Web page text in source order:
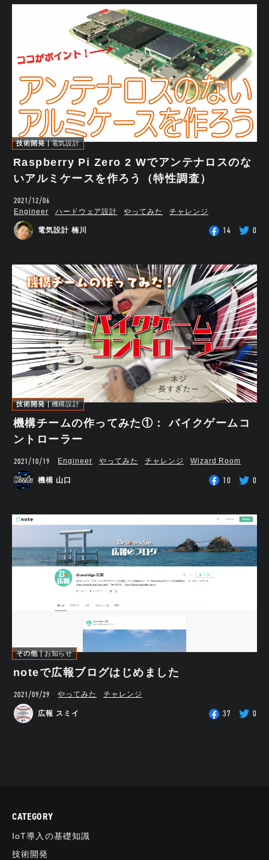
技術開発 電気設計
Raspberry Pi Zero 2 Wでアンテナロスのな
いアルミケースを作ろう（特性調査）
2021/12/06
Engineer ハードウェア設計 やってみた チャレンジ
電気設計 楠川 14 0
技術開発 機構設計
機構チームの作ってみた①： バイクゲームコ
ントローラー
2021/10/19 Engineer やってみた チャレンジ Wizard Room
機構 山口 10 0
その他 お知らせ
noteで広報ブログはじめました
2021/09/29 やってみた チャレンジ
広報 スミイ 37 0
CATEGORY
IoT導入の基礎知識
技術開発